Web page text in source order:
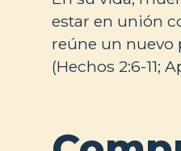
estar en unión
reúne un nuevo
(Hechos 2:6-11;